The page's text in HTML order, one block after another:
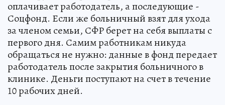
оплачивает работодатель, а последующие -
Соцфонд. Если же больничный взят для ухода
за членом семьи, СФР берет на себя выплаты с
первого дня. Самим работникам никуда
обращаться не нужно: данные в фонд передает
работодатель после закрытия больничного в
клинике. Деньги поступают на счет в течение
10 рабочих дней.